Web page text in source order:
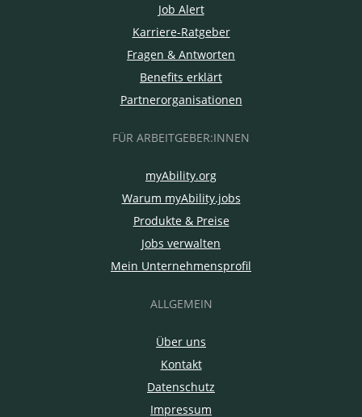
Job Alert
Karriere-Ratgeber
Fragen & Antworten
Benefits erklärt
Partnerorganisationen
FÜR ARBEITGEBER:INNEN
myAbility.org
Warum myAbility.jobs
Produkte & Preise
Jobs verwalten
Mein Unternehmensprofil
ALLGEMEIN
Über uns
Kontakt
Datenschutz
Impressum